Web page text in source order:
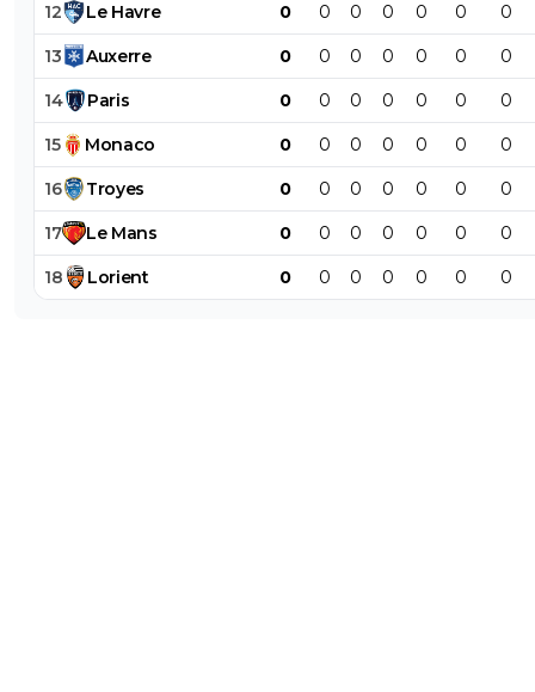
12 Le Havre 0 0 0 0 0 0 0
13 Auxerre 0 0 0 0 0 0 0
14 Paris 0 0 0 0 0 0 0
15 Monaco 0 0 0 0 0 0 0
16 Troyes 0 0 0 0 0 0 0
17 Le Mans 0 0 0 0 0 0 0
18 Lorient 0 0 0 0 0 0 0